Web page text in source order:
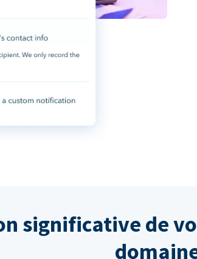
significative de